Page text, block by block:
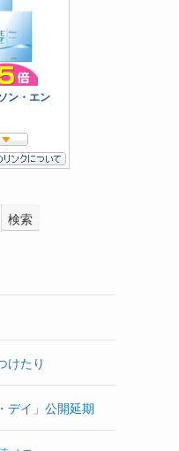
検索
けたり
デイ」公開延期